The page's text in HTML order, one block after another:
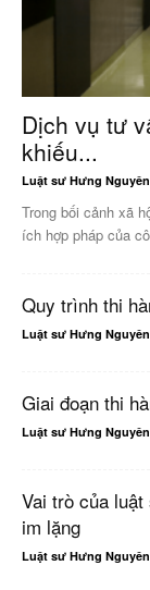
Dịch vụ tư
khiếu...
Luật sư Hưng Nguyên
Trong bối cảnh xã
ích hợp pháp của
Quy trình thi
Luật sư Hưng Nguyên
Giai đoạn thi
Luật sư Hưng Nguyên
Vai trò của
im lặng
Luật sư Hưng Nguyên